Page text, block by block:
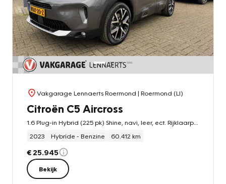
Vakgarage Lennaerts Roermond | Roermond (LI)
Citroën C5 Aircross
2023
Hybride - Benzine 60.412 km
€ 25.945
Bekijk